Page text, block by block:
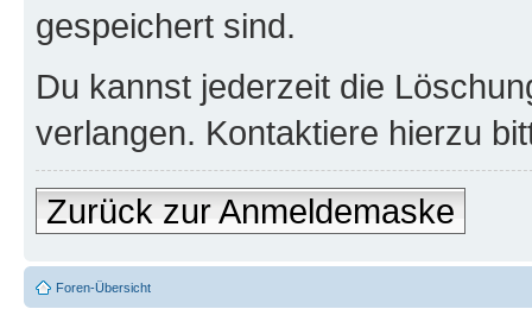
gespeichert sind.
Du kannst jederzeit die
verlangen. Kontaktiere hierzu
Zurück zur Anmeldemaske
Foren-Übersicht